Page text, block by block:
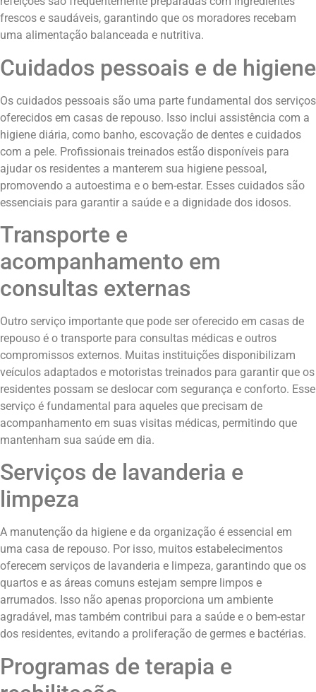
frescos e saudáveis, garantindo que os moradores recebam
uma alimentação balanceada e nutritiva.
Cuidados pessoais e de higiene
Os cuidados pessoais são uma parte fundamental dos serviços
oferecidos em casas de repouso. Isso inclui assistência com a
higiene diária, como banho, escovação de dentes e cuidados
com a pele. Profissionais treinados estão disponíveis para
ajudar os residentes a manterem sua higiene pessoal,
promovendo a autoestima e o bem-estar. Esses cuidados são
essenciais para garantir a saúde e a dignidade dos idosos.
Transporte e
acompanhamento em
consultas externas
Outro serviço importante que pode ser oferecido em casas de
repouso é o transporte para consultas médicas e outros
compromissos externos. Muitas instituições disponibilizam
veículos adaptados e motoristas treinados para garantir que os
residentes possam se deslocar com segurança e conforto. Esse
serviço é fundamental para aqueles que precisam de
acompanhamento em suas visitas médicas, permitindo que
mantenham sua saúde em dia.
Serviços de lavanderia e
limpeza
A manutenção da higiene e da organização é essencial em
uma casa de repouso. Por isso, muitos estabelecimentos
oferecem serviços de lavanderia e limpeza, garantindo que os
quartos e as áreas comuns estejam sempre limpos e
arrumados. Isso não apenas proporciona um ambiente
agradável, mas também contribui para a saúde e o bem-estar
dos residentes, evitando a proliferação de germes e bactérias.
Programas de terapia e